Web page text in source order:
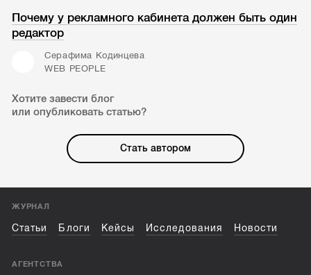
Почему у рекламного кабинета должен быть один
редактор
Серафима Кодинцева
WEB PEOPLE
Хотите завести блог
или опубликовать статью?
Стать автором
ЖУРНАЛ
Статьи Блоги Кейсы Исследования Новости
АГЕНТСТВА